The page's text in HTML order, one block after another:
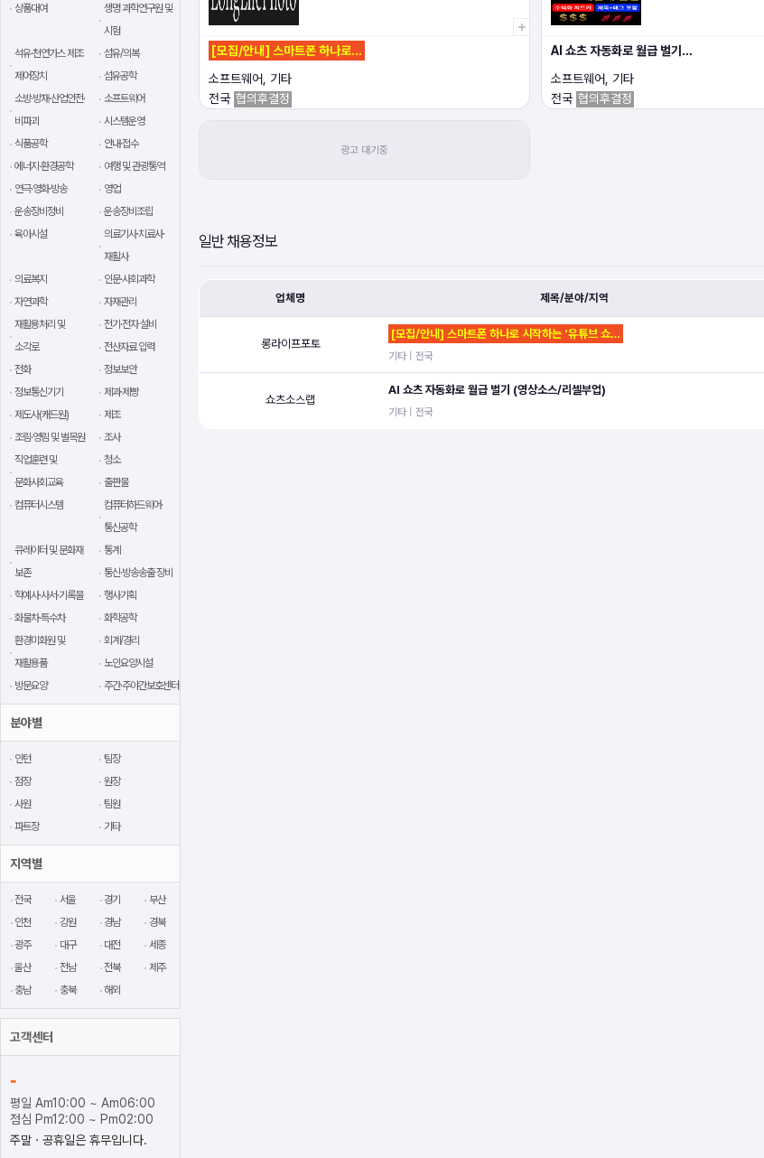
상품대여
생명 과학연구원 및
시험
석유·천연가스 제조
제어장치
섬유/의복
섬유공학
소방·방재·산업안전·
비파괴
소프트웨어
시스템운영
식품공학
안내·접수
에너지·환경공학
여행 및 관광통역
연극·영화·방송
영업
운송장비정비
운송장비조립
육아시설
의료기사·치료사·
재활사
의료복지
인문·사회과학
자연과학
자재관리
재활용처리 및
소각로
전기·전자 설비
전산자료 입력
전화
정보보안
정보통신기기
제과·제빵
제도사(캐드원)
제조
조림·영림 및 벌목원
조사
직업훈련 및
문화사회교육
청소
출판물
컴퓨터시스템
컴퓨터하드웨어·
통신공학
큐레이터 및 문화재
보존
통계
통신·방송송출 장비
학예사·사서·기록물
행사기획
화물차·특수차
화학공학
환경미화원 및
재활용품
회계/경리
노인요양시설
방문요양
주간·주야간보호센터
분야별
인턴
팀장
점장
원장
사원
팀원
파트장
기타
지역별
전국 서울 경기
부산
인천
강원 경남
경북
광주
대구 대전
세종
울산
전남 전북
제주
충남
충북 해외
고객센터
-
평일 Am10:00 ~ Am06:00
점심 Pm12:00 ~ Pm02:00
주말ㆍ공휴일은 휴무입니다.
[모집/안내] 스마트폰 하나로…
소프트웨어, 기타
전국 협의후결정
AI 쇼츠 자동화로 월급 벌기…
소프트웨어, 기타
전국 협의후결정
일반 채용정보
업체명 제목/분야/지역
롱라이프포토
[모집/안내] 스마트폰 하나로 시작하는 '유튜브 쇼…
기타 | 전국
쇼츠소스랩
AI 쇼츠 자동화로 월급 벌기 (영상소스/리셀부업)
기타 | 전국